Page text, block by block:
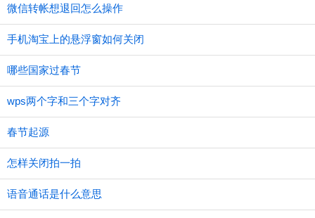
微信转帐想退回怎么操作
手机淘宝上的悬浮窗如何关闭
哪些国家过春节
wps两个字和三个字对齐
春节起源
怎样关闭拍一拍
语音通话是什么意思